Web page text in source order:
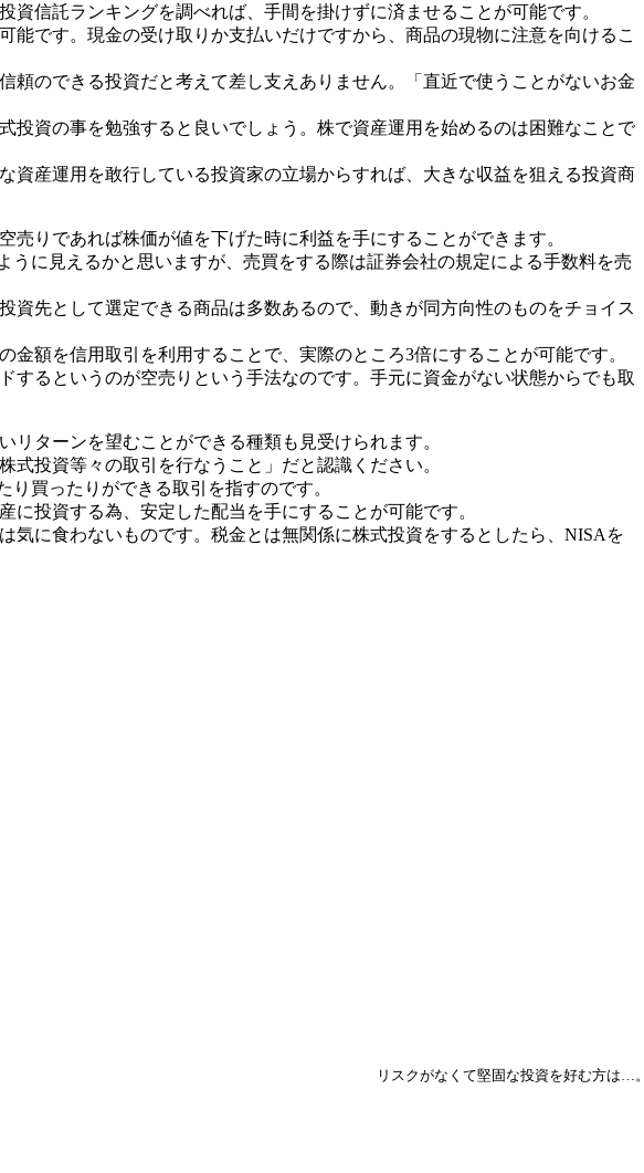
信託ランキングを調べれば、手間を掛けずに済ませることが可能です。
です。現金の受け取りか支払いだけですから、商品の現物に注意を向けるこ
のできる投資だと考えて差し支えありません。「直近で使うことがないお金
投資の事を勉強すると良いでしょう。株で資産運用を始めるのは困難なことで
産運用を敢行している投資家の立場からすれば、大きな収益を狙える投資商
りであれば株価が値を下げた時に利益を手にすることができます。
に見えるかと思いますが、売買をする際は証券会社の規定による手数料を売
先として選定できる商品は多数あるので、動きが同方向性のものをチョイス
額を信用取引を利用することで、実際のところ3倍にすることが可能です。
るというのが空売りという手法なのです。手元に資金がない状態からでも取
リターンを望むことができる種類も見受けられます。
投資等々の取引を行なうこと」だと認識ください。
買ったりができる取引を指すのです。
投資する為、安定した配当を手にすることが可能です。
に食わないものです。税金とは無関係に株式投資をするとしたら、NISAを
リスクがなくて堅固な投資を好む方は…